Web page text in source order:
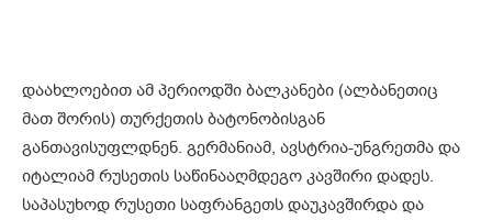
დაახლოებით ამ პერიოდში ბალკანები (ალბანეთიც
მათ შორის) თურქეთის ბატონობისგან
განთავისუფლდნენ. გერმანიამ, ავსტრია-უნგრეთმა და
იტალიამ რუსეთის საწინააღმდეგო კავშირი დადეს.
საპასუხოდ რუსეთი საფრანგეთს დაუკავშირდა და